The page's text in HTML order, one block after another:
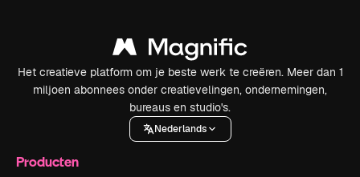
Het creatieve platform om je beste werk te creëren. Meer dan 1
miljoen abonnees onder creatievelingen, ondernemingen,
bureaus en studio's.
Nederlands
Producten